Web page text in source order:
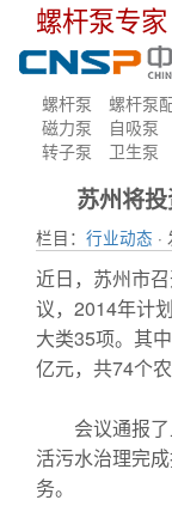
螺杆泵专家
螺杆泵 螺杆泵
磁力泵
自吸泵
转子泵
卫生泵
苏州将
栏目： 行业动态 ·
近日，苏州市
议，2014年计
大类35项。其
亿元，共74个
会议通报了
活污水治理完
务。